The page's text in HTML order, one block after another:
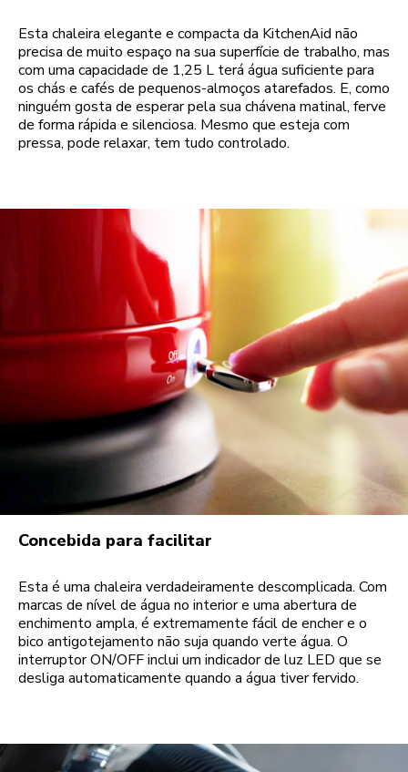
Esta chaleira elegante e compacta da KitchenAid não
precisa de muito espaço na sua superfície de trabalho, mas
com uma capacidade de 1,25 L terá água suficiente para
os chás e cafés de pequenos-almoços atarefados. E, como
ninguém gosta de esperar pela sua chávena matinal, ferve
de forma rápida e silenciosa. Mesmo que esteja com
pressa, pode relaxar, tem tudo controlado.
Concebida para facilitar
Esta é uma chaleira verdadeiramente descomplicada. Com
marcas de nível de água no interior e uma abertura de
enchimento ampla, é extremamente fácil de encher e o
bico antigotejamento não suja quando verte água. O
interruptor ON/OFF inclui um indicador de luz LED que se
desliga automaticamente quando a água tiver fervido.